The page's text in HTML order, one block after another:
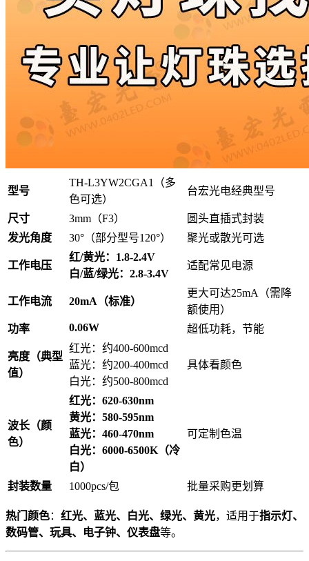
型号
TH-L3YW2CGA1（多
色可选）
台宏光电经典型号
尺寸 3mm（F3）
圆头直插式封装
发光角度
30°（部分型号120°） 聚光或散光可选
工作电压
红/黄光：1.8-2.4V
白/蓝/绿光：2.8-3.4V
适配常见电源
工作电流 20mA（标准）
更大可达25mA（需降
额使用）
功率
0.06W 超低功耗，节能
亮度（典型
值）
红光：约400-600mcd
蓝光：约200-400mcd
白光：约500-800mcd
具体看颜色
波长（颜
色）
红光：620-630nm
黄光：580-595nm
蓝光：460-470nm
白光：6000-6500K（冷
白）
可定制色温
封装数量 1000pcs/包 批量采购更划算
热门颜色： 红光、蓝光、白光、绿光、黄光，适用于指示灯、
数码管、玩具、电子钟、仪表盘等。